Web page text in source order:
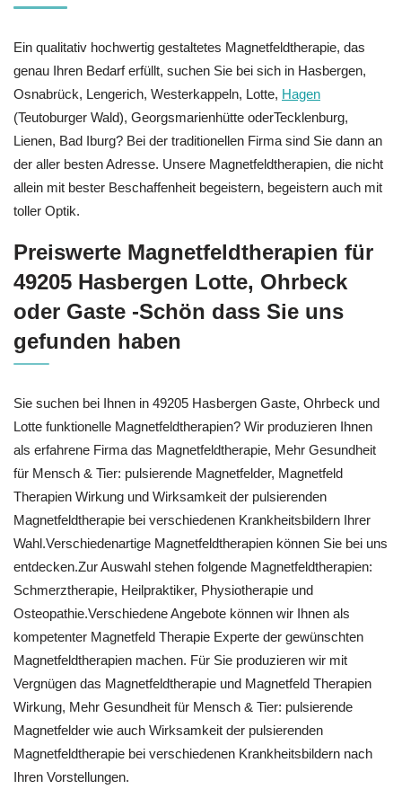
Ein qualitativ hochwertig gestaltetes Magnetfeldtherapie, das
genau Ihren Bedarf erfüllt, suchen Sie bei sich in Hasbergen,
Osnabrück, Lengerich, Westerkappeln, Lotte, Hagen
(Teutoburger Wald), Georgsmarienhütte oderTecklenburg,
Lienen, Bad Iburg? Bei der traditionellen Firma sind Sie dann an
der aller besten Adresse. Unsere Magnetfeldtherapien, die nicht
allein mit bester Beschaffenheit begeistern, begeistern auch mit
toller Optik.
Preiswerte Magnetfeldtherapien für
49205 Hasbergen Lotte, Ohrbeck
oder Gaste -Schön dass Sie uns
gefunden haben
Sie suchen bei Ihnen in 49205 Hasbergen Gaste, Ohrbeck und
Lotte funktionelle Magnetfeldtherapien? Wir produzieren Ihnen
als erfahrene Firma das Magnetfeldtherapie, Mehr Gesundheit
für Mensch & Tier: pulsierende Magnetfelder, Magnetfeld
Therapien Wirkung und Wirksamkeit der pulsierenden
Magnetfeldtherapie bei verschiedenen Krankheitsbildern Ihrer
Wahl.Verschiedenartige Magnetfeldtherapien können Sie bei uns
entdecken.Zur Auswahl stehen folgende Magnetfeldtherapien:
Schmerztherapie, Heilpraktiker, Physiotherapie und
Osteopathie.Verschiedene Angebote können wir Ihnen als
kompetenter Magnetfeld Therapie Experte der gewünschten
Magnetfeldtherapien machen. Für Sie produzieren wir mit
Vergnügen das Magnetfeldtherapie und Magnetfeld Therapien
Wirkung, Mehr Gesundheit für Mensch & Tier: pulsierende
Magnetfelder wie auch Wirksamkeit der pulsierenden
Magnetfeldtherapie bei verschiedenen Krankheitsbildern nach
Ihren Vorstellungen.